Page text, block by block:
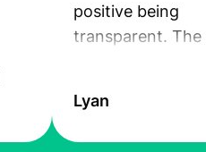
positive being
transparent. The
the exchange
Lyan